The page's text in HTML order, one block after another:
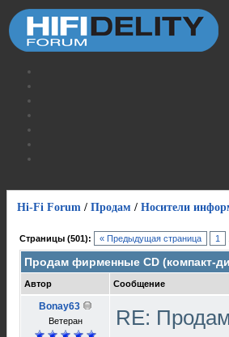
Hi-Fi Forum / Продам / Носители
Страницы (501): « Предыдущая страница 1
Продам фирменные CD (компакт-
Автор Сообщение
Bonay63
Ветеран
RE: